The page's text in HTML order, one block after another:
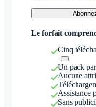
Le forfait
Cinq
Un pack
Aucune
Assistance
Sans